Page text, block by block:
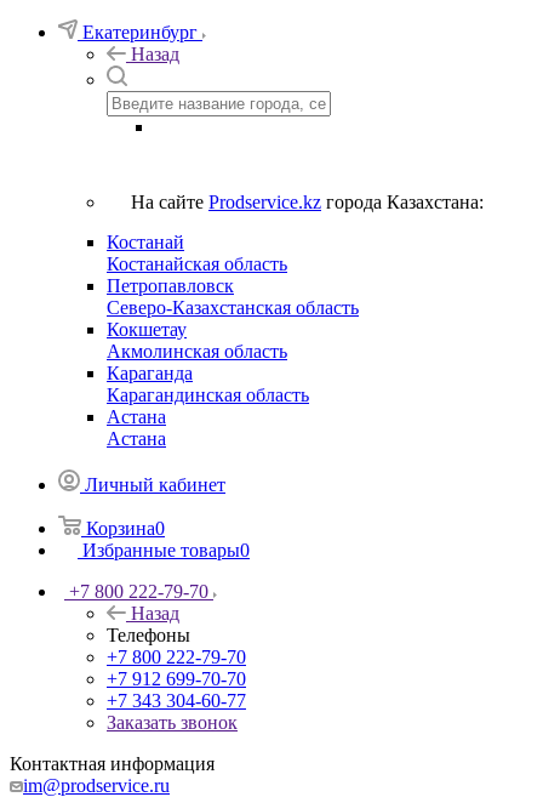
Екатеринбург
Назад
На сайте Prodservice.kz города Казахстана:
Костанай
Костанайская область
Петропавловск
Северо-Казахстанская область
Кокшетау
Акмолинская область
Караганда
Карагандинская область
Астана
Астана
Личный кабинет
Корзина0
Избранные товары0
+7 800 222-79-70
Назад
Телефоны
+7 800 222-79-70
+7 912 699-70-70
+7 343 304-60-77
Заказать звонок
Контактная информация
im@prodservice.ru